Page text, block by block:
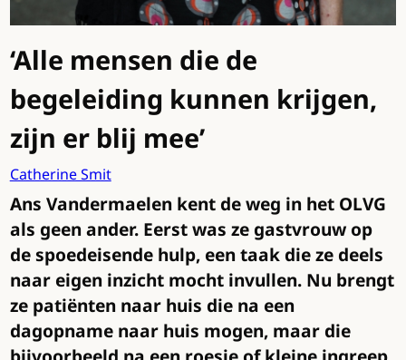
‘Alle mensen die de
begeleiding kunnen krijgen,
zijn er blij mee’
Catherine Smit
Ans Vandermaelen kent de weg in het OLVG
als geen ander. Eerst was ze gastvrouw op
de spoedeisende hulp, een taak die ze deels
naar eigen inzicht mocht invullen. Nu brengt
ze patiënten naar huis die na een
dagopname naar huis mogen, maar die